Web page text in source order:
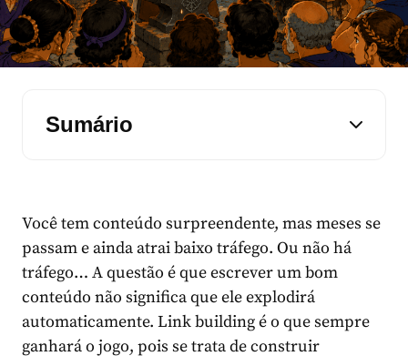
Sumário
Você tem conteúdo surpreendente, mas meses se
passam e ainda atrai baixo tráfego. Ou não há
tráfego… A questão é que escrever um bom
conteúdo não significa que ele explodirá
automaticamente. Link building é o que sempre
ganhará o jogo, pois se trata de construir